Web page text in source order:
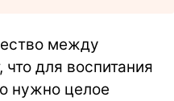
между
для воспитания
нужно целое